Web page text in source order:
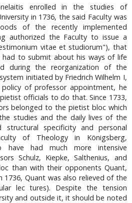
enrolled in the studies of
in 1736, the said Faculty was
of the recently implemented
authorized the Faculty to issue a
vitae et studiorum"), that
to submit about his ways of life
during the reorganization of the
initiated by Friedrich Wilhelm I,
of professor appointment, he
officials to do that. Since 1733,
belonged to the pietist bloc which
studies and the daily lives of the
structural specificity and personal
of Theology in Königsberg,
have had much more intensive
Schulz, Kiepke, Salthenius, and
than with their opponents Quant,
1736, Quant was also relieved of the
lec tures). Despite the tension
and outside it, it should be noted